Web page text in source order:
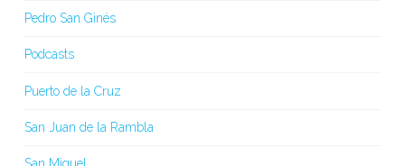
Pedro San Ginés
Podcasts
Puerto de la Cruz
San Juan de la Rambla